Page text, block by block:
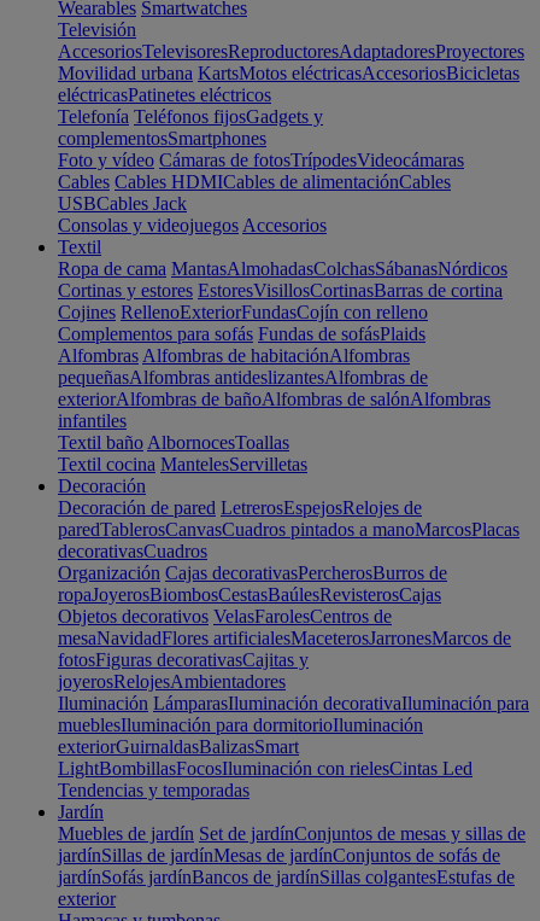
Wearables Smartwatches
Televisión
AccesoriosTelevisoresReproductoresAdaptadoresProyectores
Movilidad urbana KartsMotos eléctricasAccesoriosBicicletas
eléctricasPatinetes eléctricos
Telefonía Teléfonos fijosGadgets y
complementosSmartphones
Foto y vídeo Cámaras de fotosTrípodesVideocámaras
Cables Cables HDMICables de alimentaciónCables
USBCables Jack
Consolas y videojuegos Accesorios
Textil
Ropa de cama MantasAlmohadasColchasSábanasNórdicos
Cortinas y estores EstoresVisillosCortinasBarras de cortina
Cojines RellenoExteriorFundasCojín con relleno
Complementos para sofás Fundas de sofásPlaids
Alfombras Alfombras de habitaciónAlfombras
pequeñasAlfombras antideslizantesAlfombras de
exteriorAlfombras de bañoAlfombras de salónAlfombras
infantiles
Textil baño AlbornocesToallas
Textil cocina MantelesServilletas
Decoración
Decoración de pared LetrerosEspejosRelojes de
paredTablerosCanvasCuadros pintados a manoMarcosPlacas
decorativasCuadros
Organización Cajas decorativasPercherosBurros de
ropaJoyerosBiombosCestasBaúlesRevisterosCajas
Objetos decorativos VelasFarolesCentros de
mesaNavidadFlores artificialesMaceterosJarronesMarcos de
fotosFiguras decorativasCajitas y
joyerosRelojesAmbientadores
Iluminación LámparasIluminación decorativaIluminación para
mueblesIluminación para dormitorioIluminación
exteriorGuirnaldasBalizasSmart
LightBombillasFocosIluminación con rielesCintas Led
Tendencias y temporadas
Jardín
Muebles de jardín Set de jardínConjuntos de mesas y sillas de
jardínSillas de jardínMesas de jardínConjuntos de sofás de
jardínSofás jardínBancos de jardínSillas colgantesEstufas de
exterior